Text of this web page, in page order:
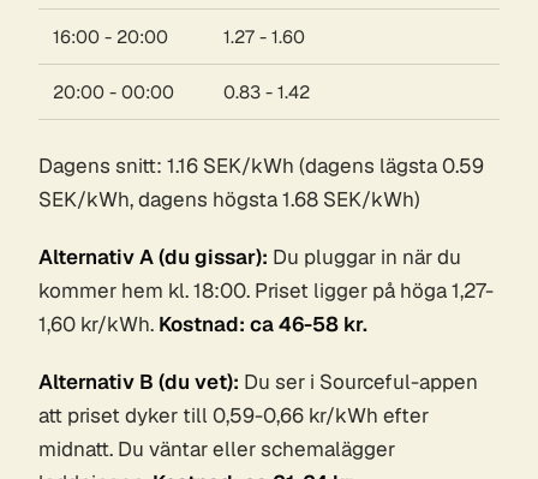
16:00 - 20:00 1.27 - 1.60
20:00 - 00:00 0.83 - 1.42
Dagens snitt: 1.16 SEK/kWh (dagens lägsta 0.59
SEK/kWh, dagens högsta 1.68 SEK/kWh)
Alternativ A (du gissar): Du pluggar in när du
kommer hem kl. 18:00. Priset ligger på höga 1,27-
1,60 kr/kWh. Kostnad: ca 46-58 kr.
Alternativ B (du vet): Du ser i Sourceful-appen
att priset dyker till 0,59-0,66 kr/kWh efter
midnatt. Du väntar eller schemalägger